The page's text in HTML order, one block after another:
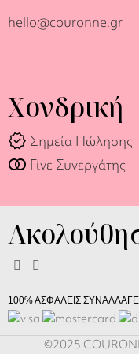
hello@couronne.gr
Χονδρική
verified Σημεία Πώλησης
join_full Γίνε Συνεργάτης
100% ΑΣΦΑΛΕΙΣ
©2025